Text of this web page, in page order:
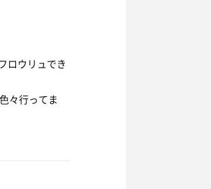
ロウリュでき
々行ってま